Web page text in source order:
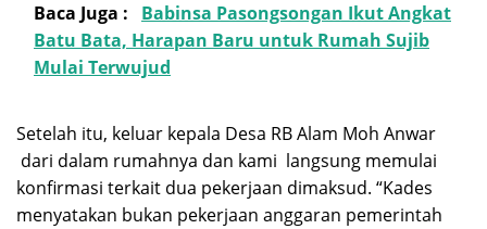
Baca Juga :
Babinsa Pasongsongan Ikut Angkat
Batu Bata, Harapan Baru untuk Rumah Sujib
Mulai Terwujud
Setelah itu, keluar kepala Desa RB Alam Moh Anwar
dari dalam rumahnya dan kami langsung memulai
konfirmasi terkait dua pekerjaan dimaksud. “Kades
menyatakan bukan pekerjaan anggaran pemerintah